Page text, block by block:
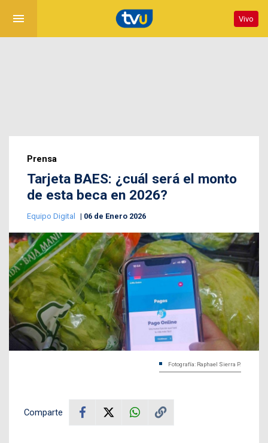
menu Vivo
Prensa
Tarjeta BAES: ¿cuál será el monto
de esta beca en 2026?
Equipo Digital 06 de Enero 2026
Fotografía: Raphael Sierra P.
Comparte